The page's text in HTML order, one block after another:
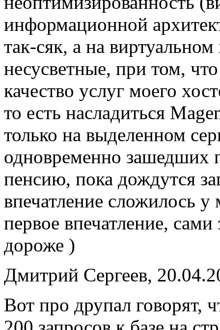
информационной
так-сяк, а на
несусветные, при том,
качество услуг моего
то есть насладиться
только на выделенном
одновременно зашедших
пенсию, пока дождутся
впечатление сложилось
первое впечатление,
дороже )
Дмитрий Сергеев,
Вот про друпал говорят,